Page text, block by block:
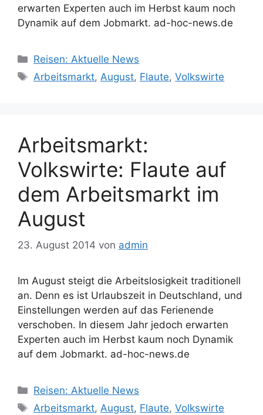
erwarten Experten auch im Herbst kaum noch
Dynamik auf dem Jobmarkt. ad-hoc-news.de
Kategorien
Reisen: Aktuelle News
Schlagwörter
Arbeitsmarkt,August, Flaute,Volkswirte
Arbeitsmarkt:
Volkswirte: Flaute auf
dem Arbeitsmarkt im
August
23. August 2014 von admin
Im August steigt die Arbeitslosigkeit traditionell
an. Denn es ist Urlaubszeit in Deutschland, und
Einstellungen werden auf das Ferienende
verschoben. In diesem Jahr jedoch erwarten
Experten auch im Herbst kaum noch Dynamik
auf dem Jobmarkt. ad-hoc-news.de
Kategorien
Reisen: Aktuelle News
Schlagwörter
Arbeitsmarkt, August, Flaute,Volkswirte